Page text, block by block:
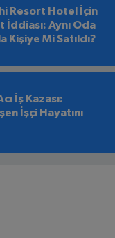
Resort Hotel İçin
Aynı Oda
Kişiye Mi Satıldı?
İş Kazası:
İşçi Hayatını